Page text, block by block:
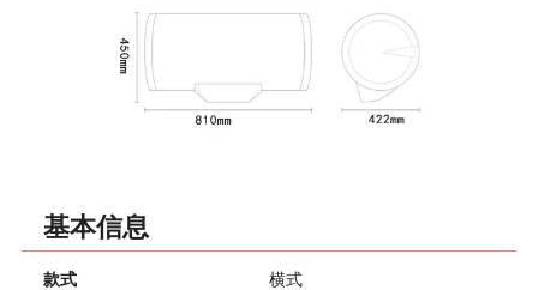
基本信息
款式 横式